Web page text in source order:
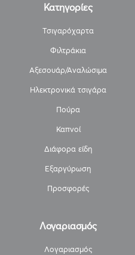
Κατηγορίες
Τσιγαρόχαρτα
Φιλτράκια
Αξεσουάρ/Αναλώσιμα
Ηλεκτρονικά τσιγάρα
Πούρα
Καπνοί
Διάφορα είδη
Εξαργύρωση
Προσφορές
Λογαριασμός
Λογαριασμός